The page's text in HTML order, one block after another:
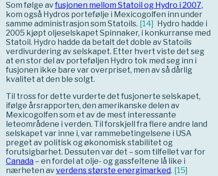
Som følge avfusjonen mellom Statoil og Hydro i 2007,
kom også Hydros portefølje i Mexicogolfen inn under
samme administrasjon som Statoils. [14]
Hydro hadde i
2005 kjøpt oljeselskapet Spinnaker, i konkurranse med
Statoil. Hydro hadde da betalt det doble av Statoils
verdivurdering av selskapet. Etter hvert viste det seg
at en stor del av porteføljen Hydro tok med seg inn i
fusjonen ikke bare var overpriset, men av så dårlig
kvalitet at den ble solgt.
Til tross for dette vurderte det fusjonerte selskapet,
ifølge årsrapporten, den amerikanske delen av
Mexicogolfen som et av de mest interessante
leteområdene i verden. Til forskjell fra flere andre land
selskapet var inne i, var rammebetingelsene i USA
preget av politisk og økonomisk stabilitet og
forutsigbarhet. Dessuten var det – som tilfellet var for
Canada – en fordel at olje- og gassfeltene lå like i
nærheten avverdens største energimarked. [15]